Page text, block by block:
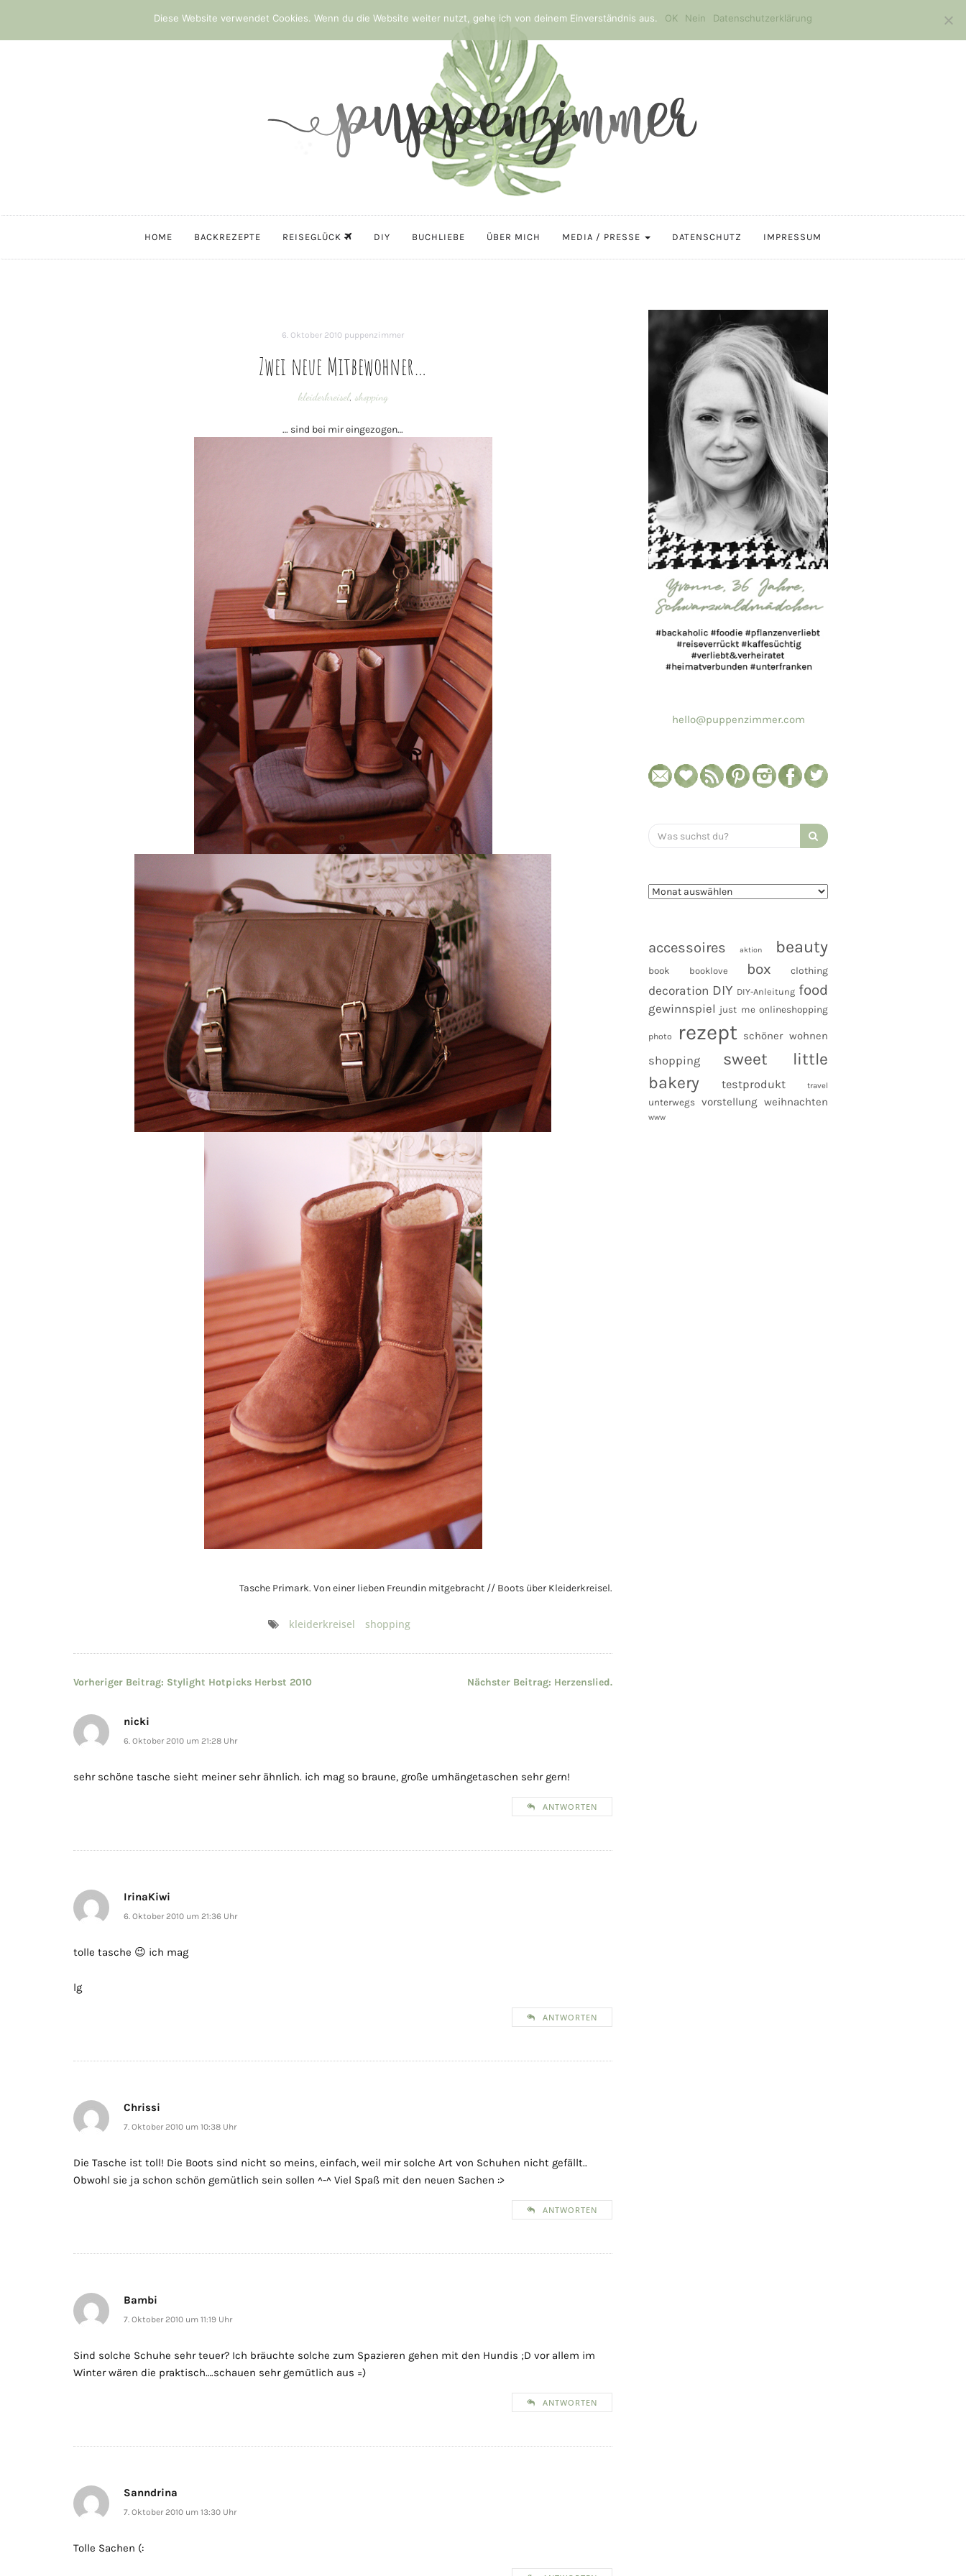
HOME BACKREZEPTE REISEGLÜCK DIY BUCHLIEBE ÜBER MICH MEDIA / PRESSE DATENSCHUTZ IMPRESSUM
6. Oktober 2010 puppenzimmer
Zwei neue Mitbewohner…
kleiderkreisel, shopping
… sind bei mir eingezogen…
Tasche Primark. Von einer lieben Freundin mitgebracht // Boots über Kleiderkreisel.
kleiderkreisel shopping
Beitragsnavigation
Vorheriger Beitrag: Stylight Hotpicks Herbst 2010 Nächster Beitrag: Herzenslied.
nicki
6. Oktober 2010 um 21:28 Uhr
sehr schöne tasche sieht meiner sehr ähnlich. ich mag so braune, große umhängetaschen sehr gern!
ANTWORTEN
IrinaKiwi
6. Oktober 2010 um 21:36 Uhr
tolle tasche 😉 ich mag
lg
ANTWORTEN
Chrissi
7. Oktober 2010 um 10:38 Uhr
Die Tasche ist toll! Die Boots sind nicht so meins, einfach, weil mir solche Art von Schuhen nicht gefällt..
Obwohl sie ja schon schön gemütlich sein sollen ^-^ Viel Spaß mit den neuen Sachen :>
ANTWORTEN
Bambi
7. Oktober 2010 um 11:19 Uhr
Sind solche Schuhe sehr teuer? Ich bräuchte solche zum Spazieren gehen mit den Hundis ;D vor allem im
Winter wären die praktisch….schauen sehr gemütlich aus =)
ANTWORTEN
Sanndrina
7. Oktober 2010 um 13:30 Uhr
Tolle Sachen (:
hello@puppenzimmer.com
Search
for:
accessoires aktion beauty
book booklove box clothing
decoration DIY DIY-Anleitung food
gewinnspiel just me onlineshopping
photo rezept schöner wohnen
shopping
sweet little
bakery
testprodukt travel
unterwegs vorstellung weihnachten
www
Diese Website verwendet Cookies. Wenn du die Website weiter nutzt, gehe ich von deinem Einverständnis aus. OK Nein Datenschutzerklärung